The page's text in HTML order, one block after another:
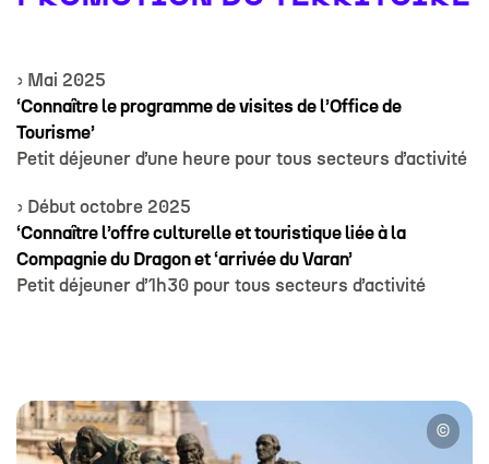
› Mai 2025
‘Connaître le programme de visites de l’Office de
Tourisme’
Petit déjeuner d’une heure pour tous secteurs d’activité
› Début octobre 2025
‘Connaître l’offre culturelle et touristique liée à la
Compagnie du Dragon et ‘arrivée du Varan’
Petit déjeuner d’1h30 pour tous secteurs d’activité
©